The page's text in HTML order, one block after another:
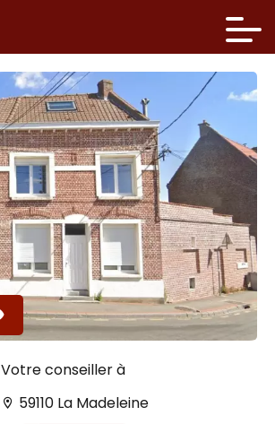
Votre conseiller à
59110 La Madeleine